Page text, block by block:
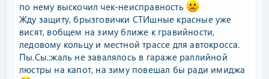
по нему выскочил чек-неисправность
Жду защиту, брызговички СТИшные красные уже
висят, вобщем на зиму ближе к гравийности,
ледовому кольцу и местной трассе для автокросса.
Пы.Сы.:жаль не завалялось в гараже раллийной
люстры на капот, на зиму повешал бы ради имиджа